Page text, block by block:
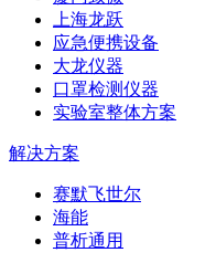
上海龙跃
应急便携设备
大龙仪器
口罩检测仪器
实验室整体方案
解决方案
赛默飞世尔
海能
普析通用